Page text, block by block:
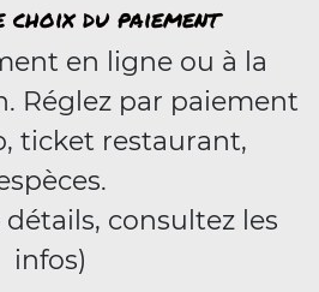
choix du paiement
en ligne ou à la
Réglez par paiement
ticket restaurant,
consultez les
infos)